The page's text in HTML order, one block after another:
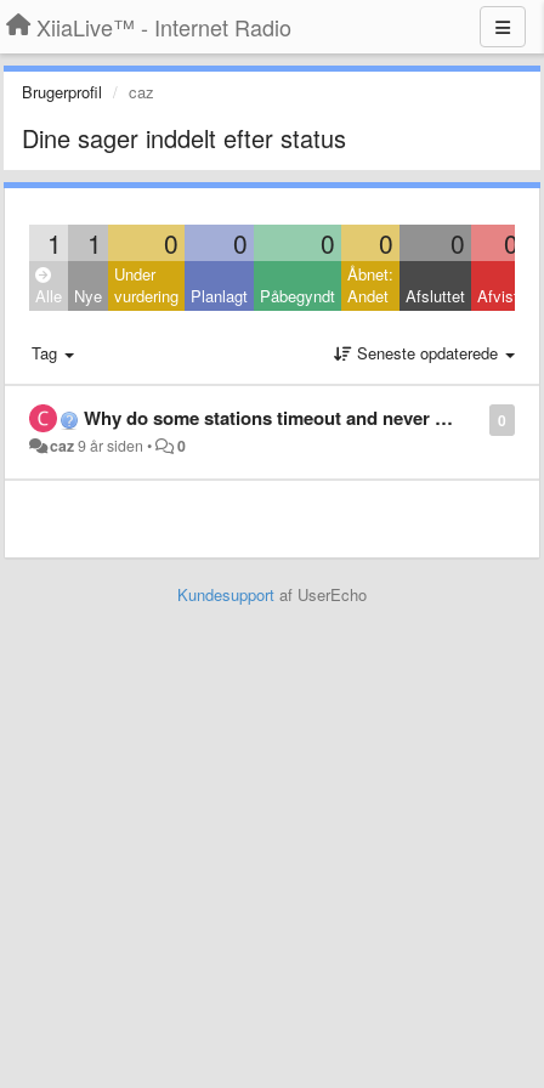
XiiaLive™ - Internet Radio
Brugerprofil caz
Dine sager inddelt efter status
1 1 0 0 0 0 0 0
Alle Nye
Under
vurdering Planlagt Påbegyndt
Åbnet:
Andet
Afsluttet Afvist
Tag Seneste opdaterede
0
Why do some stations timeout and never connect?
caz9 år siden • 0
Kundesupport af UserEcho